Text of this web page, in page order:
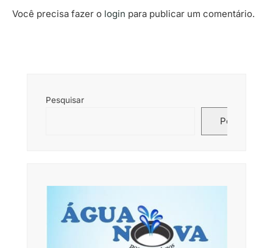
Você precisa fazer o login para publicar um comentário.
Pesquisar
Pesquisar